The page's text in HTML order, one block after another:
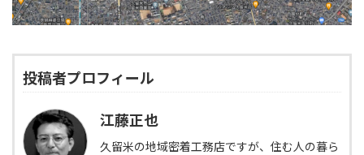
投稿者プロフィール
江藤正也
久留米の地域密着工務店ですが、住む人の暮ら